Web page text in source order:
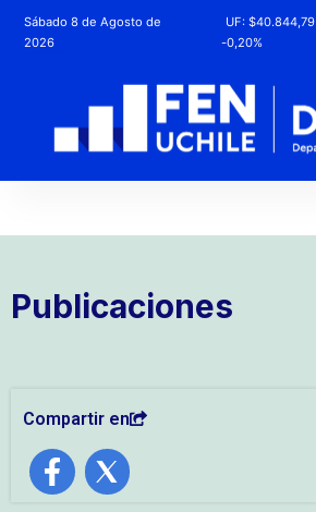
Sábado 8 de Agosto de
2026
UF:$40.844,79
-0,20%
Publicaciones
Compartir en